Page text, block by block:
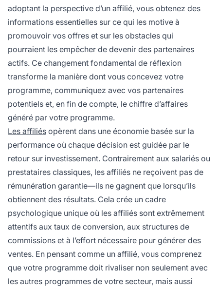
adoptant la perspective d’un affilié, vous obtenez des
informations essentielles sur ce qui les motive à
promouvoir vos offres et sur les obstacles qui
pourraient les empêcher de devenir des partenaires
actifs. Ce changement fondamental de réflexion
transforme la manière dont vous concevez votre
programme, communiquez avec vos partenaires
potentiels et, en fin de compte, le chiffre d’affaires
généré par votre programme.
Les affiliés opèrent dans une économie basée sur la
performance où chaque décision est guidée par le
retour sur investissement. Contrairement aux salariés ou
prestataires classiques, les affiliés ne reçoivent pas de
rémunération garantie—ils ne gagnent que lorsqu’ils
obtiennent des résultats. Cela crée un cadre
psychologique unique où les affiliés sont extrêmement
attentifs aux taux de conversion, aux structures de
commissions et à l’effort nécessaire pour générer des
ventes. En pensant comme un affilié, vous comprenez
que votre programme doit rivaliser non seulement avec
les autres programmes de votre secteur, mais aussi